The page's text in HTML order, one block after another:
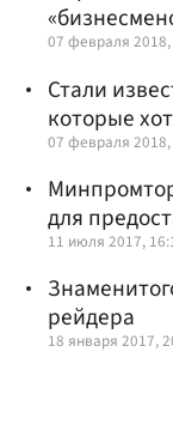
07 февраля 2018,
Стали
которые
07 февраля 2018,
для
11 июля 2017,
рейдера
18 января 2017,